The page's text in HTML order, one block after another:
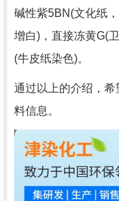
碱性紫5BN(文化纸
增白)，直接冻黄G(
(牛皮纸染色)。
通过以上的介绍，
料信息。